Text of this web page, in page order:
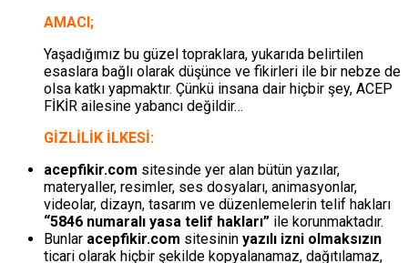
AMACI;
Yaşadığımız bu güzel topraklara, yukarıda belirtilen
esaslara bağlı olarak düşünce ve fikirleri ile bir nebze de
olsa katkı yapmaktır. Çünkü insana dair hiçbir şey, ACEP
FİKİR ailesine yabancı değildir…
GİZLİLİK İLKESİ:
acepfikir.com sitesinde yer alan bütün yazılar,
materyaller, resimler, ses dosyaları, animasyonlar,
videolar, dizayn, tasarım ve düzenlemelerin telif hakları
“5846 numaralı yasa telif hakları” ile korunmaktadır.
Bunlar acepfikir.com sitesinin yazılı izni olmaksızın
ticari olarak hiçbir şekilde kopyalanamaz, dağıtılamaz,